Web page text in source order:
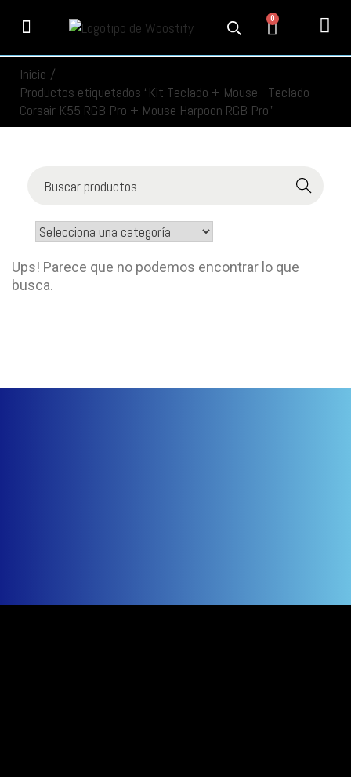
0
Inicio /
Productos etiquetados “Kit Teclado + Mouse - Teclado
Corsair K55 RGB Pro + Mouse Harpoon RGB Pro”
Buscar
Ups! Parece que no podemos encontrar lo que
busca.